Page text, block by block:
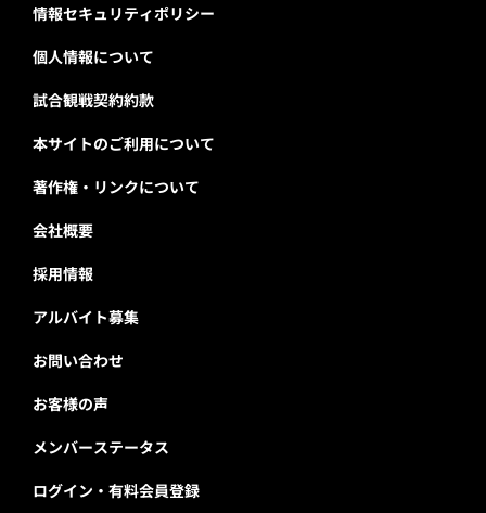
情報セキュリティポリシー
個人情報について
試合観戦契約約款
本サイトのご利用について
著作権・リンクについて
会社概要
採用情報
アルバイト募集
お問い合わせ
お客様の声
メンバーステータス
ログイン・有料会員登録